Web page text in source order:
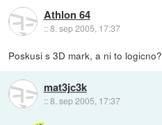
Athlon 64
::8. sep 2005, 17:37
Poskusi s 3D mark, a ni to logicno?
mat3jc3k
::8. sep 2005, 17:37